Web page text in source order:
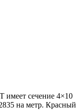
имеет сечение 4×10
на метр. Красный